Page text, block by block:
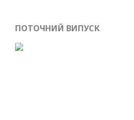
ПОТОЧНИЙ ВИПУСК